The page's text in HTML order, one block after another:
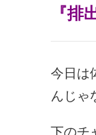
『
今日は体調が低迷気味の人が多い
んじゃ
下のチ